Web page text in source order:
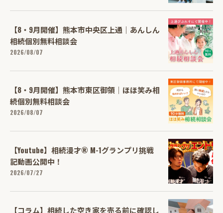
【8・9月開催】熊本市中央区上通｜あんしん
相続個別無料相談会
2026/08/07
【8・9月開催】熊本市東区御領｜ほほ笑み相
続個別無料相談会
2026/08/07
【Youtube】相続漫才® M-1グランプリ挑戦
記動画公開中！
2026/07/27
【コラム】相続した空き家を売る前に確認し